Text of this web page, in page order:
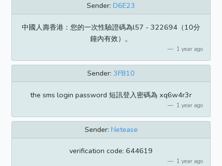
Sender: D6E23
中國人壽香港：您的一次性驗證碼為l57 - 322694（10分
鐘內有效）。
1 year ago
Sender: 3FB10
the sms login password 短訊登入密碼為 xq6w4r3r
1 year ago
Sender: Netease
verification code: 644619
1 year ago